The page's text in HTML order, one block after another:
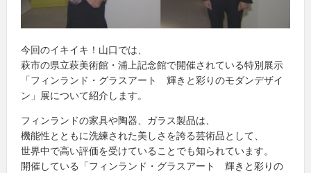
今回のイキイキ！山口では、
萩市の県立萩美術館・浦上記念館で開催されている特別展示
「フィンランド・グラスアート 輝きと彩りのモダンデザイ
ン」展について紹介します。
フィンランドの家具や陶器、ガラス製品は、
機能性とともに洗練された美しさを誇る芸術品として、
世界中で高い評価を受けていることでも知られています。
開催している「フィンランド・グラスアート 輝きと彩りの